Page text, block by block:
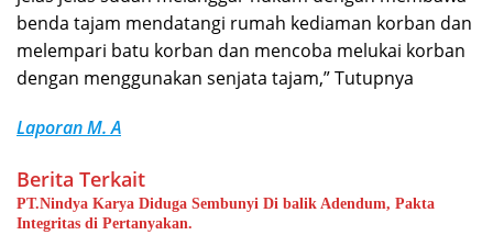
benda tajam mendatangi rumah kediaman korban dan
melempari batu korban dan mencoba melukai korban
dengan menggunakan senjata tajam,” Tutupnya
Laporan M. A
Berita Terkait
PT.Nindya Karya Diduga Sembunyi Di balik Adendum, Pakta
Integritas di Pertanyakan.